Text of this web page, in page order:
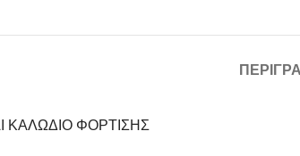
ΚΑΛΩΔΙΟ ΦΟΡΤΙΣΗΣ